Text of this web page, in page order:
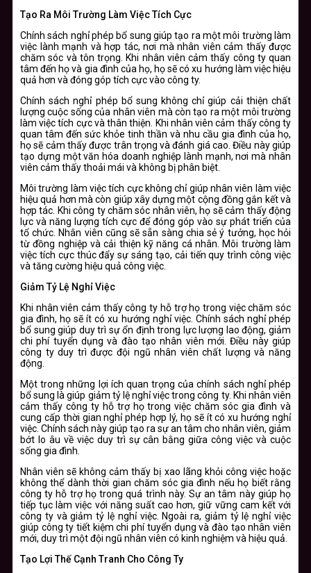
Tạo Ra Môi Trường Làm Việc Tích Cực
Chính sách nghỉ phép bổ sung giúp tạo ra một môi trường làm
việc lành mạnh và hợp tác, nơi mà nhân viên cảm thấy được
chăm sóc và tôn trọng. Khi nhân viên cảm thấy công ty quan
tâm đến họ và gia đình của họ, họ sẽ có xu hướng làm việc hiệu
quả hơn và đóng góp tích cực vào công ty.
Chính sách nghỉ phép bổ sung không chỉ giúp cải thiện chất
lượng cuộc sống của nhân viên mà còn tạo ra một môi trường
làm việc tích cực và thân thiện. Khi nhân viên cảm thấy công ty
quan tâm đến sức khỏe tinh thần và nhu cầu gia đình của họ,
họ sẽ cảm thấy được trân trọng và đánh giá cao. Điều này giúp
tạo dựng một văn hóa doanh nghiệp lành mạnh, nơi mà nhân
viên cảm thấy thoải mái và không bị phân biệt.
Môi trường làm việc tích cực không chỉ giúp nhân viên làm việc
hiệu quả hơn mà còn giúp xây dựng một cộng đồng gắn kết và
hợp tác. Khi công ty chăm sóc nhân viên, họ sẽ cảm thấy động
lực và năng lượng tích cực để đóng góp vào sự phát triển của
tổ chức. Nhân viên cũng sẽ sẵn sàng chia sẻ ý tưởng, học hỏi
từ đồng nghiệp và cải thiện kỹ năng cá nhân. Môi trường làm
việc tích cực thúc đẩy sự sáng tạo, cải tiến quy trình công việc
và tăng cường hiệu quả công việc.
Giảm Tỷ Lệ Nghỉ Việc
Khi nhân viên cảm thấy công ty hỗ trợ họ trong việc chăm sóc
gia đình, họ sẽ ít có xu hướng nghỉ việc. Chính sách nghỉ phép
bổ sung giúp duy trì sự ổn định trong lực lượng lao động, giảm
chi phí tuyển dụng và đào tạo nhân viên mới. Điều này giúp
công ty duy trì được đội ngũ nhân viên chất lượng và năng
động.
Một trong những lợi ích quan trọng của chính sách nghỉ phép
bổ sung là giúp giảm tỷ lệ nghỉ việc trong công ty. Khi nhân viên
cảm thấy công ty hỗ trợ họ trong việc chăm sóc gia đình và
cung cấp thời gian nghỉ phép hợp lý, họ sẽ ít có xu hướng nghỉ
việc. Chính sách này giúp tạo ra sự an tâm cho nhân viên, giảm
bớt lo âu về việc duy trì sự cân bằng giữa công việc và cuộc
sống gia đình.
Nhân viên sẽ không cảm thấy bị xao lãng khỏi công việc hoặc
không thể dành thời gian chăm sóc gia đình nếu họ biết rằng
công ty hỗ trợ họ trong quá trình này. Sự an tâm này giúp họ
tiếp tục làm việc với năng suất cao hơn, giữ vững cam kết với
công ty và giảm tỷ lệ nghỉ việc. Ngoài ra, giảm tỷ lệ nghỉ việc
giúp công ty tiết kiệm chi phí tuyển dụng và đào tạo nhân viên
mới, duy trì một đội ngũ nhân viên có kinh nghiệm và hiệu quả.
Tạo Lợi Thế Cạnh Tranh Cho Công Ty